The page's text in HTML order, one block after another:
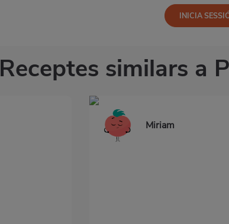
Receptes similars a
Miriam